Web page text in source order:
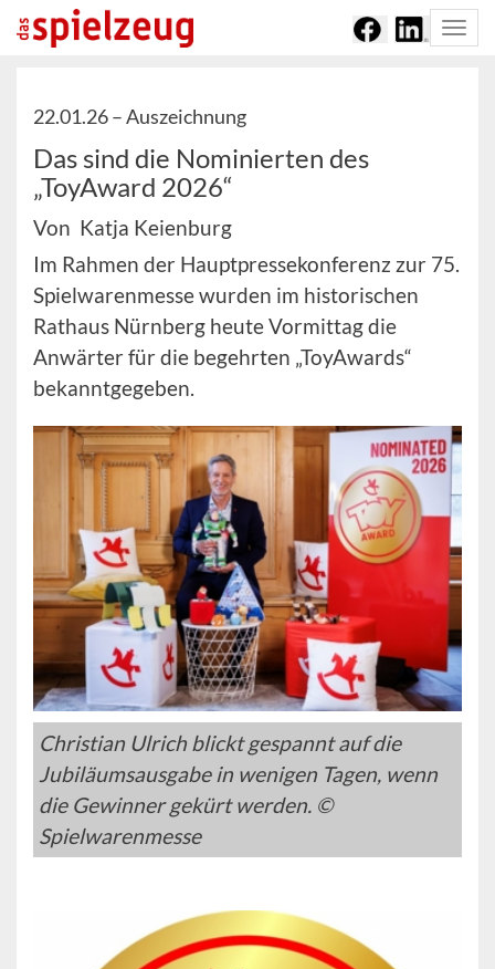
22.01.26 –Auszeichnung
Das sind die Nominierten des
„ToyAward 2026“
Von Katja Keienburg
Im Rahmen der Hauptpressekonferenz zur 75.
Spielwarenmesse wurden im historischen
Rathaus Nürnberg heute Vormittag die
Anwärter für die begehrten „ToyAwards“
bekanntgegeben.
Christian Ulrich blickt gespannt auf die
Jubiläumsausgabe in wenigen Tagen, wenn
die Gewinner gekürt werden. ©
Spielwarenmesse